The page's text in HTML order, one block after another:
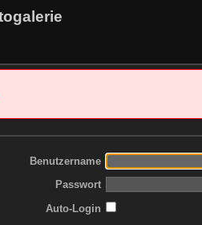
Benutzername
Passwort
Auto-Login